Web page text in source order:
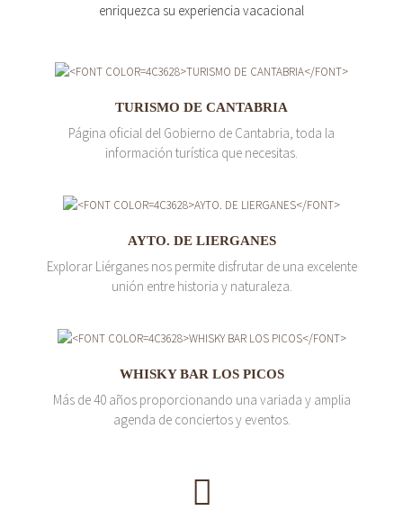
enriquezca su experiencia vacacional
TURISMO DE CANTABRIA
Página oficial del Gobierno de Cantabria, toda la
información turística que necesitas.
AYTO. DE LIERGANES
Explorar Liérganes nos permite disfrutar de una excelente
unión entre historia y naturaleza.
WHISKY BAR LOS PICOS
Más de 40 años proporcionando una variada y amplia
agenda de conciertos y eventos.